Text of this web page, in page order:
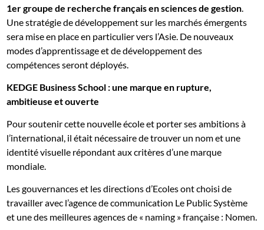
1er groupe de recherche français en sciences de gestion.
Une stratégie de développement sur les marchés émergents
sera mise en place en particulier vers l’Asie. De nouveaux
modes d’apprentissage et de développement des
compétences seront déployés.
KEDGE Business School : une marque en rupture,
ambitieuse et ouverte
Pour soutenir cette nouvelle école et porter ses ambitions à
l’international, il était nécessaire de trouver un nom et une
identité visuelle répondant aux critères d’une marque
mondiale.
Les gouvernances et les directions d’Ecoles ont choisi de
travailler avec l’agence de communication Le Public Système
et une des meilleures agences de « naming » française : Nomen.